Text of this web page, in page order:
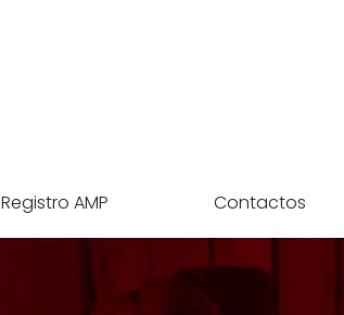
Registro AMP Contactos